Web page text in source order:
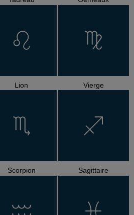
Lion Vierge
Scorpion Sagittaire